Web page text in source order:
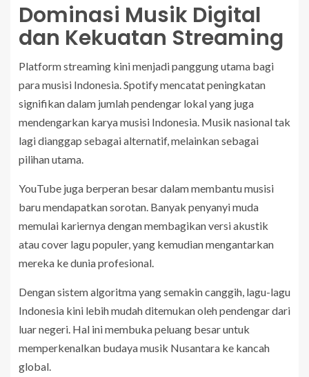
Dominasi Musik Digital
dan Kekuatan Streaming
Platform streaming kini menjadi panggung utama bagi
para musisi Indonesia. Spotify mencatat peningkatan
signifikan dalam jumlah pendengar lokal yang juga
mendengarkan karya musisi Indonesia. Musik nasional tak
lagi dianggap sebagai alternatif, melainkan sebagai
pilihan utama.
YouTube juga berperan besar dalam membantu musisi
baru mendapatkan sorotan. Banyak penyanyi muda
memulai kariernya dengan membagikan versi akustik
atau cover lagu populer, yang kemudian mengantarkan
mereka ke dunia profesional.
Dengan sistem algoritma yang semakin canggih, lagu-lagu
Indonesia kini lebih mudah ditemukan oleh pendengar dari
luar negeri. Hal ini membuka peluang besar untuk
memperkenalkan budaya musik Nusantara ke kancah
global.